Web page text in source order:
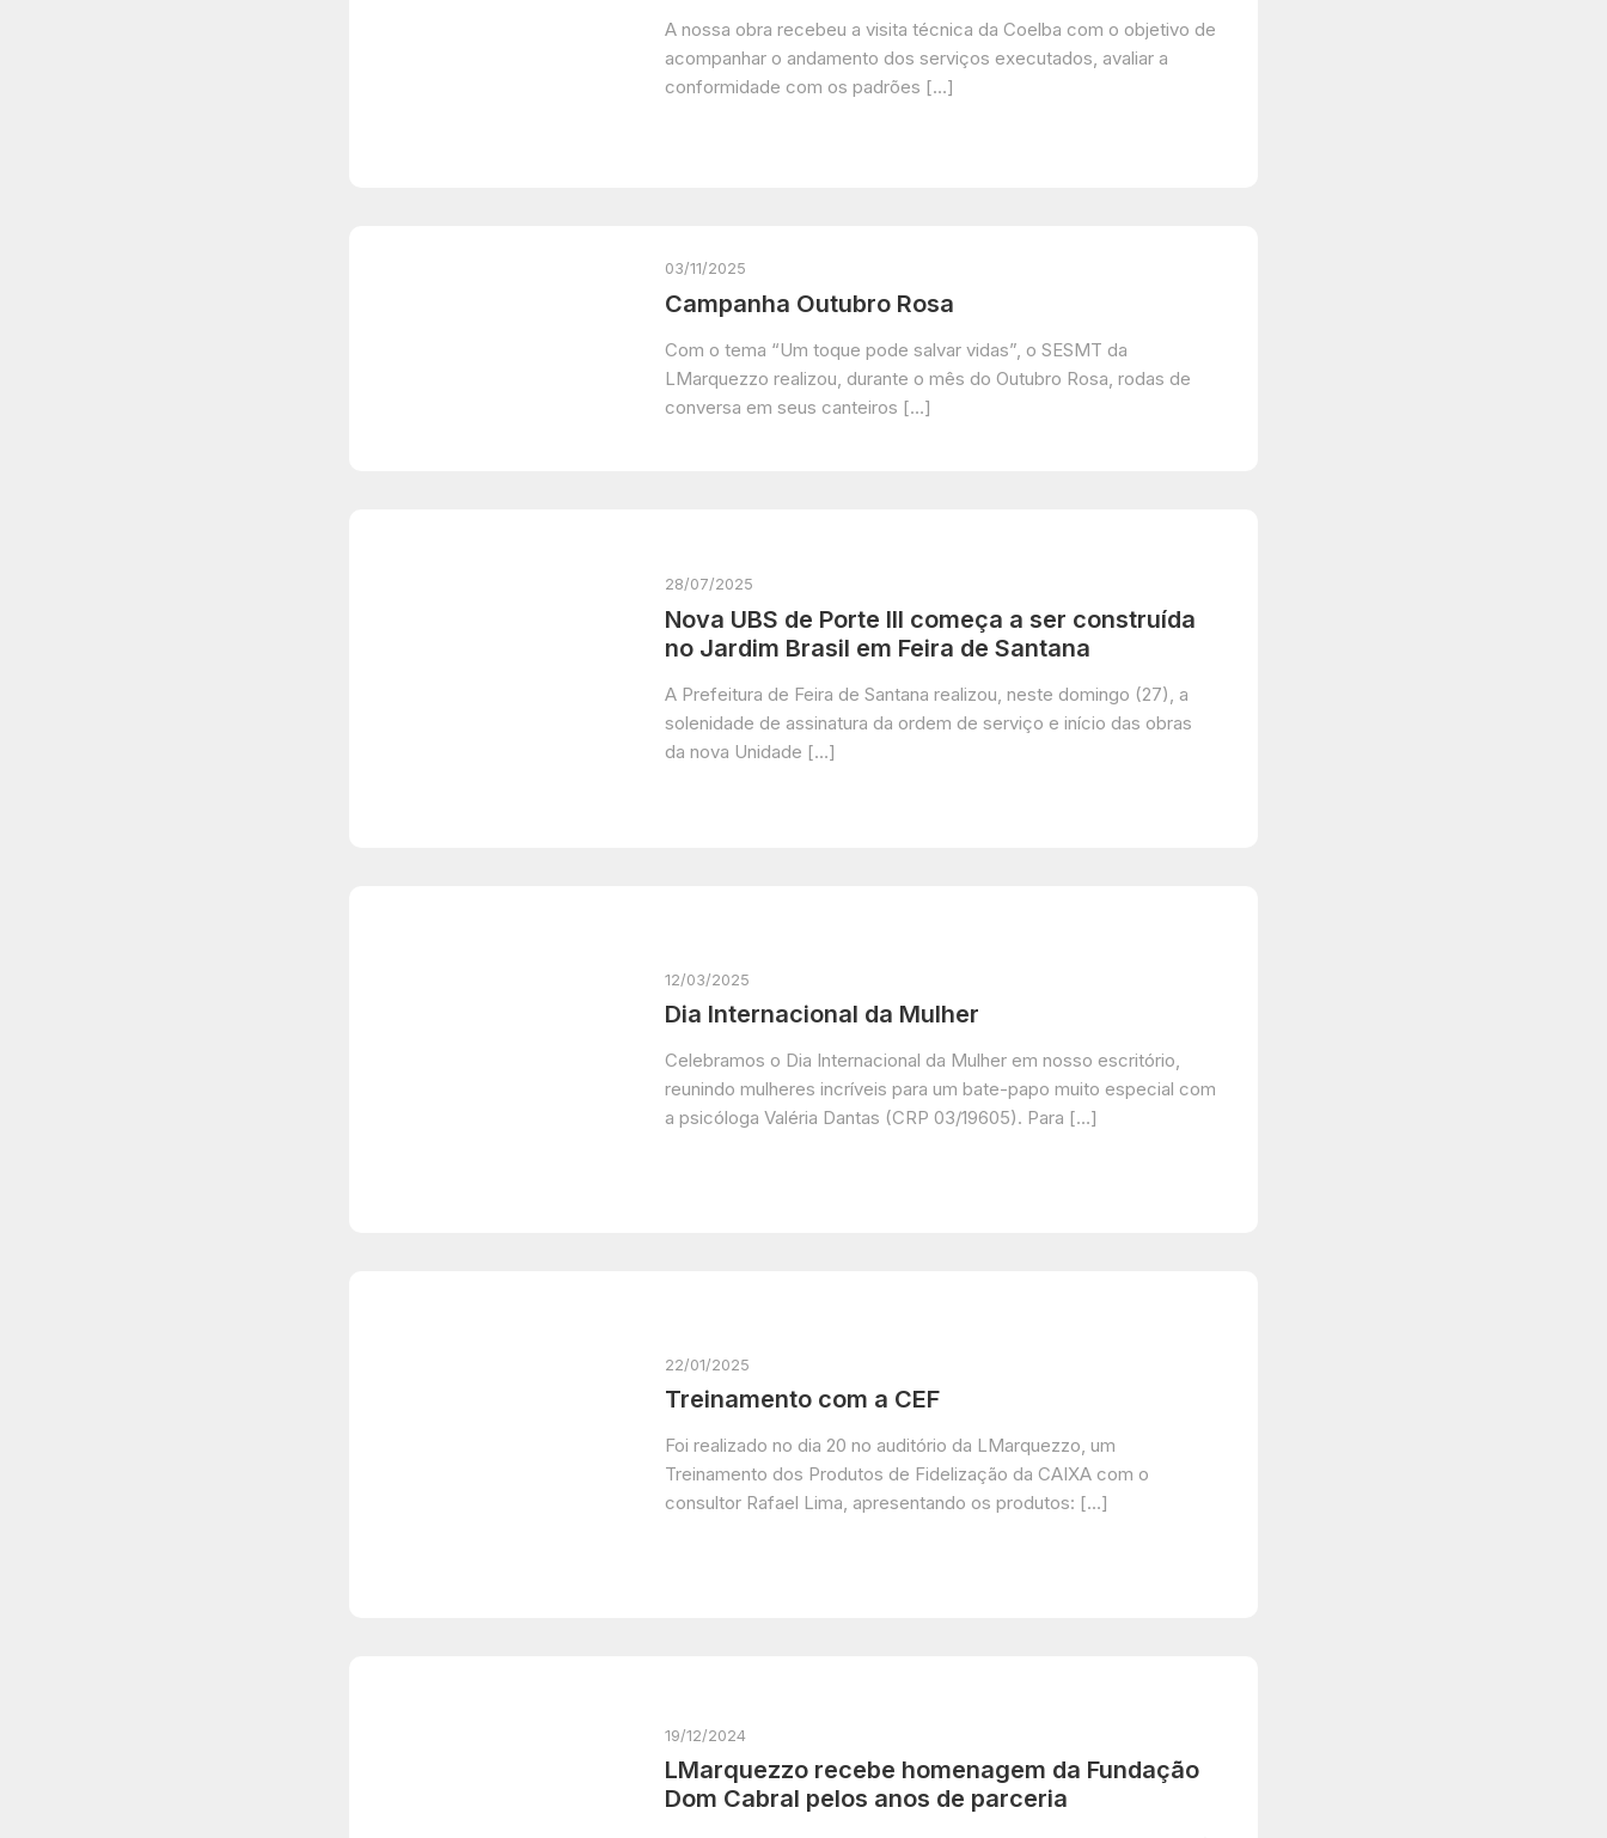
A nossa obra recebeu a visita técnica da Coelba com o objetivo de
acompanhar o andamento dos serviços executados, avaliar a
conformidade com os padrões […]
03/11/2025
Campanha Outubro Rosa
Com o tema “Um toque pode salvar vidas”, o SESMT da
LMarquezzo realizou, durante o mês do Outubro Rosa, rodas de
conversa em seus canteiros […]
28/07/2025
Nova UBS de Porte III começa a ser construída
no Jardim Brasil em Feira de Santana
A Prefeitura de Feira de Santana realizou, neste domingo (27), a
solenidade de assinatura da ordem de serviço e início das obras
da nova Unidade […]
12/03/2025
Dia Internacional da Mulher
Celebramos o Dia Internacional da Mulher em nosso escritório,
reunindo mulheres incríveis para um bate-papo muito especial com
a psicóloga Valéria Dantas (CRP 03/19605). Para […]
22/01/2025
Treinamento com a CEF
Foi realizado no dia 20 no auditório da LMarquezzo, um
Treinamento dos Produtos de Fidelização da CAIXA com o
consultor Rafael Lima, apresentando os produtos: […]
19/12/2024
LMarquezzo recebe homenagem da Fundação
Dom Cabral pelos anos de parceria